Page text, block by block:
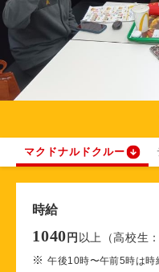
マクドナルドクルー
時給
1040 円 以上（高校生：
※午後10時〜午前5時は時